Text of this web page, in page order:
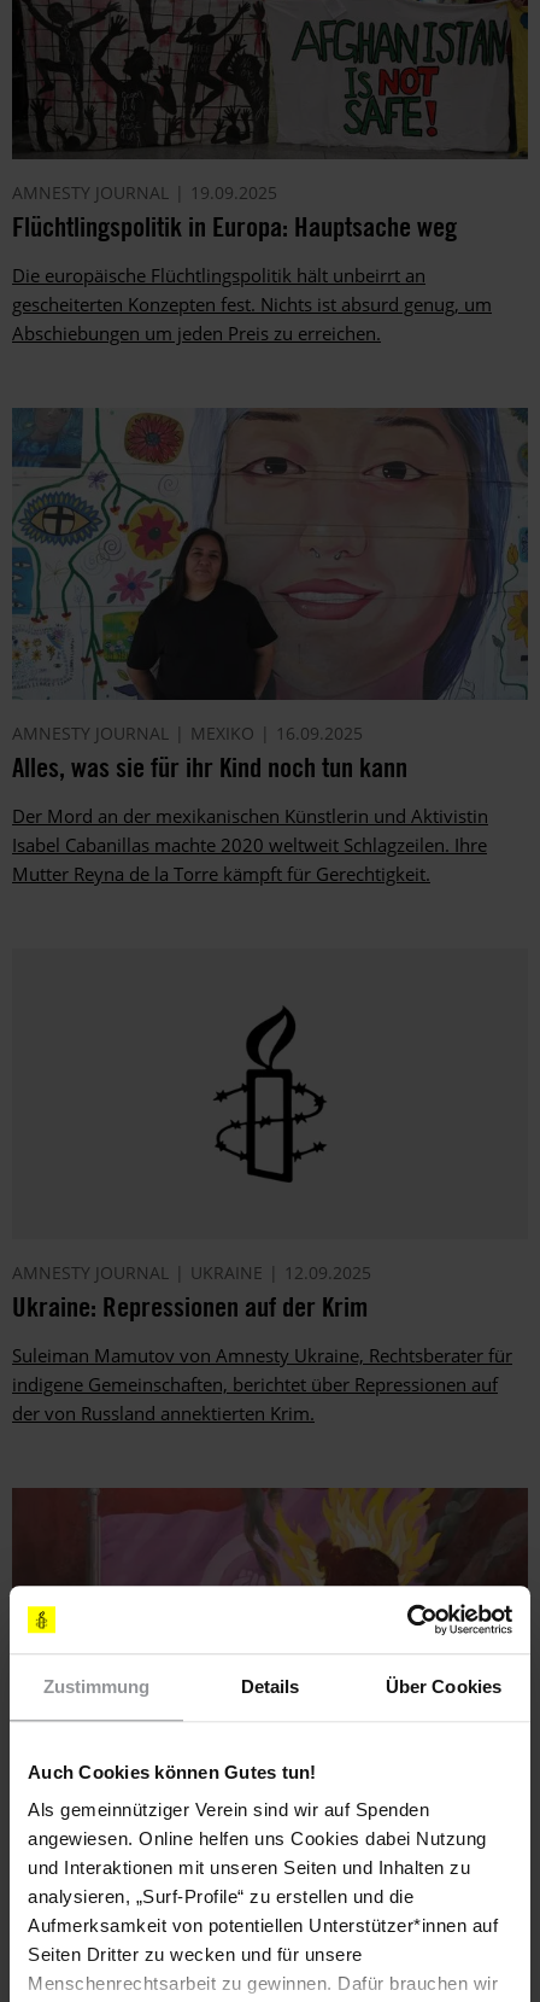
Zustimmung Details Über Cookies
Auch Cookies können Gutes tun!
Als gemeinnütziger Verein sind wir auf Spenden
angewiesen. Online helfen uns Cookies dabei Nutzung
und Interaktionen mit unseren Seiten und Inhalten zu
analysieren, „Surf-Profile“ zu erstellen und die
Aufmerksamkeit von potentiellen Unterstützer*innen auf
Seiten Dritter zu wecken und für unsere
Menschenrechtsarbeit zu gewinnen. Dafür brauchen wir
AMNESTY JOURNAL 19.09.2025
Flüchtlingspolitik in Europa: Hauptsache weg
Die europäische Flüchtlingspolitik hält unbeirrt an
gescheiterten Konzepten fest. Nichts ist absurd genug, um
Abschiebungen um jeden Preis zu erreichen.
AMNESTY JOURNAL MEXIKO 16.09.2025
Alles, was sie für ihr Kind noch tun kann
Der Mord an der mexikanischen Künstlerin und Aktivistin
Isabel Cabanillas machte 2020 ­weltweit Schlagzeilen. Ihre
Mutter Reyna de la Torre kämpft für Gerechtigkeit.
AMNESTY JOURNAL UKRAINE 12.09.2025
Ukraine: Repressionen auf der Krim
Suleiman Mamutov von Amnesty Ukraine, Rechtsberater für
indigene Gemeinschaften, berichtet über Repressionen auf
der von Russland annektierten Krim.
AMNESTY JOURNAL NIEDERLANDE 05.09.2025
Prävention von psychischer Gewalt gegen Frauen
Amnesty International in den Niederlanden fordert ein Gesetz
zur Prävention von psychischer Gewalt gegen Frauen. Anouk
Donse erklärt die Hintergründe.